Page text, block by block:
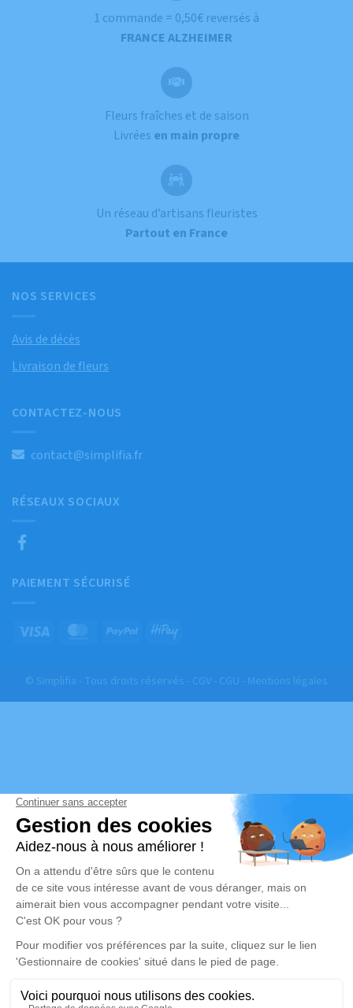
1 commande = 0,50€ reversés à
FRANCE ALZHEIMER
Fleurs fraîches et de saison
Livrées en main propre
Un réseau d’artisans fleuristes
Partout en France
NOS SERVICES
Avis de décès
Livraison de fleurs
CONTACTEZ-NOUS
contact@simplifia.fr
RÉSEAUX SOCIAUX
PAIEMENT SÉCURISÉ
© Simplifia - Tous droits réservés -CGV-CGU -Mentions légales